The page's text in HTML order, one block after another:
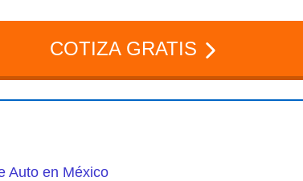
COTIZA GRATIS
Auto en México